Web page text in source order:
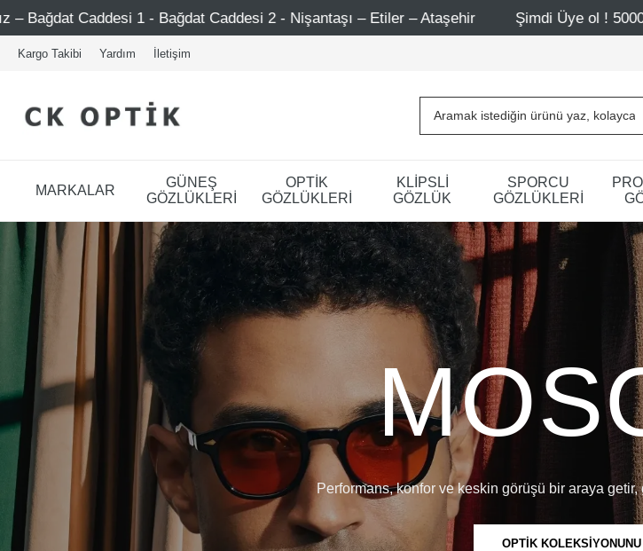
- Bağdat Caddesi 2 - Nişantaşı – Etiler – Ataşehir Şimdi Üye ol ! 5000 TL üzeri ilk
Kargo Takibi Yardım İletişim
MARKALAR
GÜNEŞ
GÖZLÜKLERİ
OPTİK
GÖZLÜKLERİ
KLİPSLİ
GÖZLÜK
SPORCU
GÖZLÜKLERİ
Performans, konfor ve keskin görüşü bir araya
OPTİK